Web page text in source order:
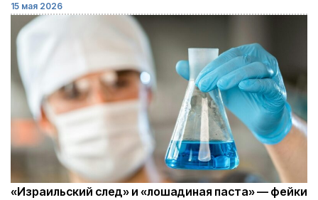
15 мая 2026
«Израильский след» и «лошадиная паста» — фейки